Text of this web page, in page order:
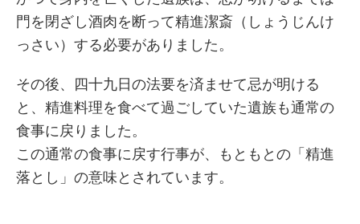
門を閉ざし酒肉を断って精進潔斎（しょうじんけ
っさい）する必要がありました。
その後、四十九日の法要を済ませて忌が明ける
と、精進料理を食べて過ごしていた遺族も通常の
食事に戻りました。
この通常の食事に戻す行事が、もともとの「精進
落とし」の意味とされています。